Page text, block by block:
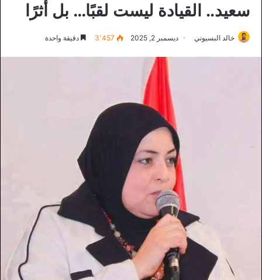
سعيد.. القيادة ليست لقبًا… بل أثرًا
خالد البسيوني ديسمبر 2, 2025 3٬457 دقيقة واحدة